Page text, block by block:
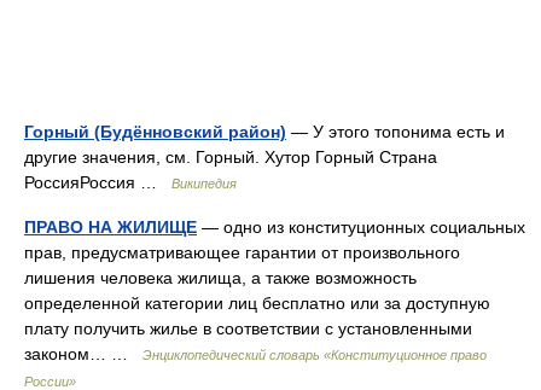
Горный (Будённовский район) — У этого топонима есть и
другие значения, см. Горный. Хутор Горный Страна
РоссияРоссия …
Википедия
ПРАВО НА ЖИЛИЩЕ — одно из конституционных социальных
прав, предусматривающее гарантии от произвольного
лишения человека жилища, а также возможность
определенной категории лиц бесплатно или за доступную
плату получить жилье в соответствии с установленными
законом… …
Энциклопедический словарь «Конституционное право
России»